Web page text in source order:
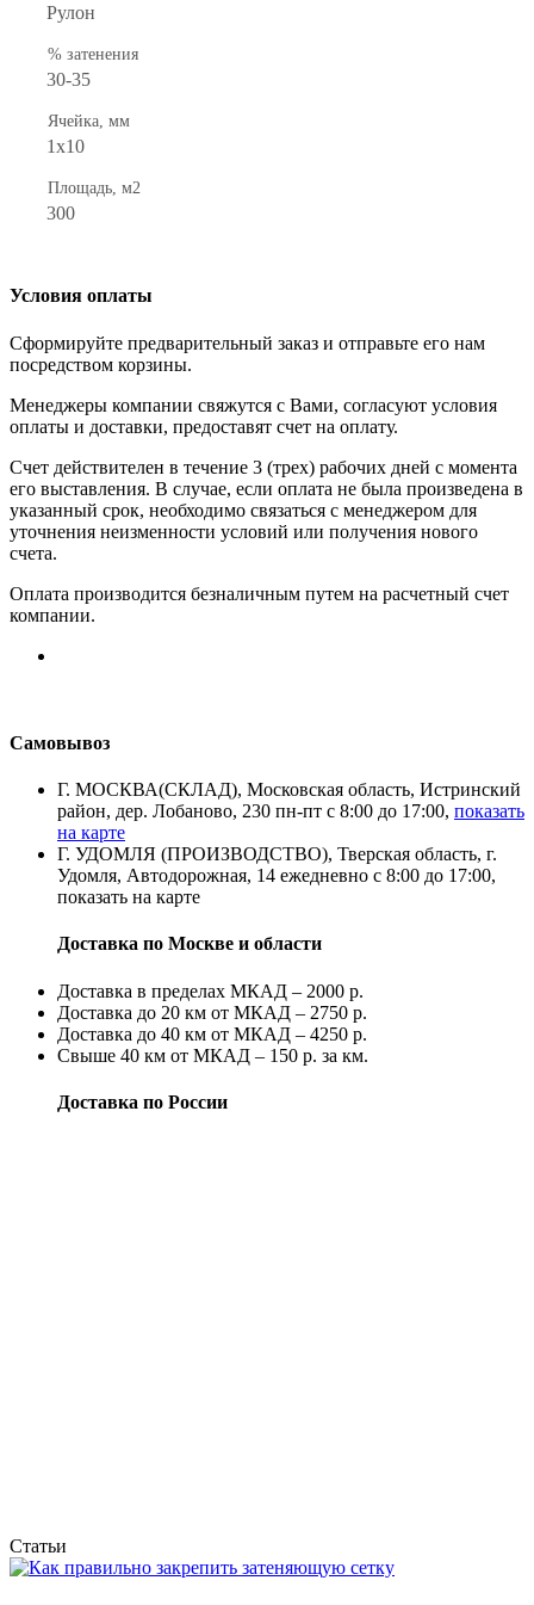
Рулон
% затенения
30-35
Ячейка, мм
1х10
Площадь, м2
300
Условия оплаты
Сформируйте предварительный заказ и отправьте его нам
посредством корзины.
Менеджеры компании свяжутся с Вами, согласуют условия
оплаты и доставки, предоставят счет на оплату.
Счет действителен в течение 3 (трех) рабочих дней с момента
его выставления. В случае, если оплата не была произведена в
указанный срок, необходимо связаться с менеджером для
уточнения неизменности условий или получения нового
счета.
Оплата производится безналичным путем на расчетный счет
компании.
Самовывоз
Г. МОСКВА(СКЛАД), Московская область, Истринский
район, дер. Лобаново, 230 пн-пт с 8:00 до 17:00, показать
на карте
Г. УДОМЛЯ (ПРОИЗВОДСТВО), Тверская область, г.
Удомля, Автодорожная, 14 ежедневно с 8:00 до 17:00,
показать на карте
Доставка по Москве и области
Доставка в пределах МКАД – 2000 р.
Доставка до 20 км от МКАД – 2750 р.
Доставка до 40 км от МКАД – 4250 р.
Свыше 40 км от МКАД – 150 р. за км.
Доставка по России
Статьи